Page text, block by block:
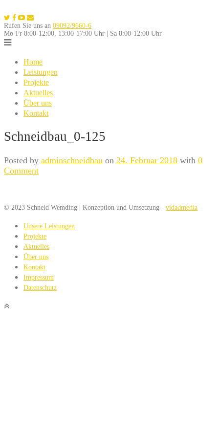
to
content
Rufen Sie uns an 09092/9660-6
Mo-Fr 8:00-12:00, 13:00-17:00 Uhr | Sa 8:00-12:00 Uhr
Home
Leistungen
Projekte
Aktuelles
Über uns
Kontakt
Schneidbau_0-125
Posted by adminschneidbau on 24. Februar 2018 with 0
Comment
© 2023 Schneid Wemding | Konzeption und Umsetzung - vidadmedia
Unsere Leistungen
Projekte
Aktuelles
Über uns
Kontakt
Impressum
Datenschutz